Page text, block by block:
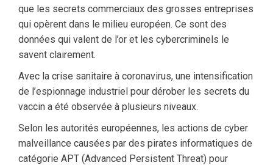
que les secrets commerciaux des grosses entreprises
qui opèrent dans le milieu européen. Ce sont des
données qui valent de l’or et les cybercriminels le
savent clairement.
Avec la crise sanitaire à coronavirus, une intensification
de l’espionnage industriel pour dérober les secrets du
vaccin a été observée à plusieurs niveaux.
Selon les autorités européennes, les actions de cyber
malveillance causées par des pirates informatiques de
catégorie APT (Advanced Persistent Threat) pour